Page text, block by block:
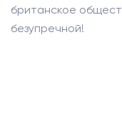
британское
безупречной!